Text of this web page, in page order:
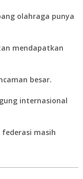
olahraga punya
mendapatkan
besar.
internasional
masih